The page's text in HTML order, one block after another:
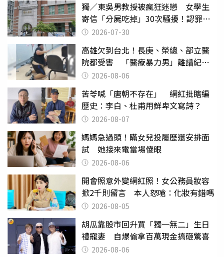
獨／東吳男教授被瘋狂迷戀 女學生
寄信「分屍吃掉」30次騷擾！認罪免
關 2026-07-30
高雄欠到台北！長庚、榮總、部立醫
院都受害 「醫療暴力男」離譜紀錄
曝光2026-08-06
苦苓喊「唐朝不存在」 網紅批瞎編
歷史：李白、杜甫用鮮卑文寫詩？
2026-08-07
媽媽急過頭！瞞女兒投履歷還安排面
試 她接來電當場傻眼
2026-08-06
開會照意外變網紅照！女公務員妝容
掀2千則留言 本人怒嗆：化妝有錯嗎
2026-08-05
胡瓜靠股市回升買「獨一無二」生日
禮寵妻 自爆偷拿百萬現金搞砸驚喜
2026-08-06